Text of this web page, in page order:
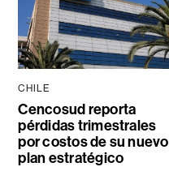
CHILE
Cencosud reporta
pérdidas trimestrales
por costos de su nuevo
plan estratégico